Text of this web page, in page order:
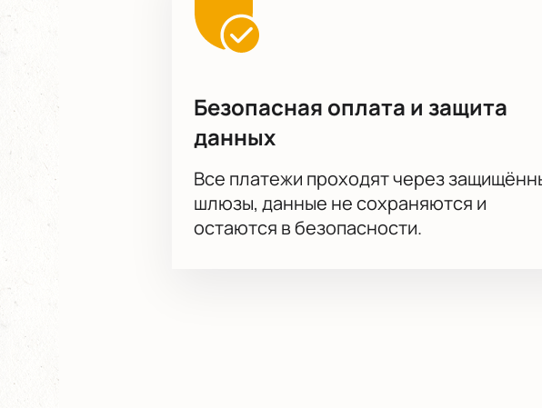
Безопасная оплата и защита
данных
Все платежи проходят через
шлюзы, данные не сохраняются и
остаются в безопасности.